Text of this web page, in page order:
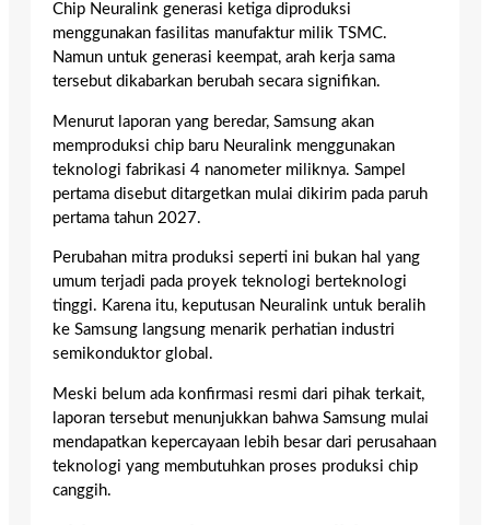
Chip Neuralink generasi ketiga diproduksi
menggunakan fasilitas manufaktur milik TSMC.
Namun untuk generasi keempat, arah kerja sama
tersebut dikabarkan berubah secara signifikan.
Menurut laporan yang beredar, Samsung akan
memproduksi chip baru Neuralink menggunakan
teknologi fabrikasi 4 nanometer miliknya. Sampel
pertama disebut ditargetkan mulai dikirim pada paruh
pertama tahun 2027.
Perubahan mitra produksi seperti ini bukan hal yang
umum terjadi pada proyek teknologi berteknologi
tinggi. Karena itu, keputusan Neuralink untuk beralih
ke Samsung langsung menarik perhatian industri
semikonduktor global.
Meski belum ada konfirmasi resmi dari pihak terkait,
laporan tersebut menunjukkan bahwa Samsung mulai
mendapatkan kepercayaan lebih besar dari perusahaan
teknologi yang membutuhkan proses produksi chip
canggih.